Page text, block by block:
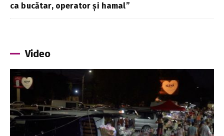
ca bucătar, operator și hamal”
Video